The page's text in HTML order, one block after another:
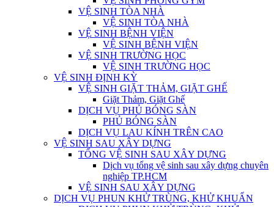
VỆ SINH TÒA NHÀ
VỆ SINH TÒA NHÀ
VỆ SINH BỆNH VIỆN
VỆ SINH BỆNH VIỆN
VỆ SINH TRƯỜNG HỌC
VỆ SINH TRƯỜNG HỌC
VỆ SINH ĐỊNH KỲ
VỆ SINH GIẶT THẢM, GIẶT GHẾ
Giặt Thảm, Giặt Ghế
DỊCH VỤ PHỦ BÓNG SÀN
PHỦ BÓNG SÀN
DỊCH VỤ LAU KÍNH TRÊN CAO
VỆ SINH SAU XÂY DỰNG
TỔNG VỆ SINH SAU XÂY DỰNG
Dịch vụ tổng vệ sinh sau xây dựng chuyên
nghiệp TP.HCM
VỆ SINH SAU XÂY DỰNG
DỊCH VỤ PHUN KHỬ TRÙNG, KHỬ KHUẨN